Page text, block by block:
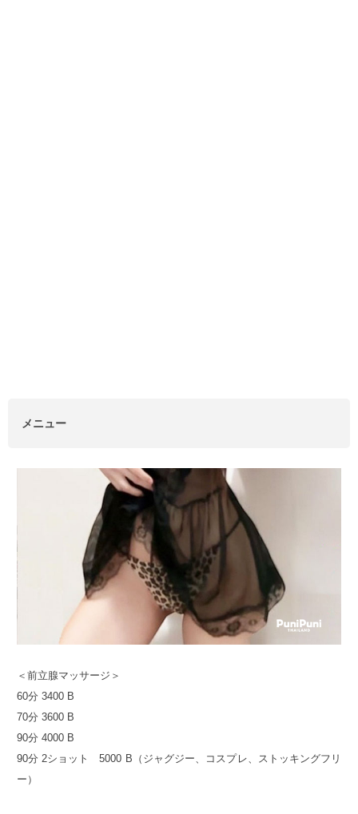
メニュー
＜前立腺マッサージ＞
60分 3400 B
70分 3600 B
90分 4000 B
90分 2ショット 5000 B（ジャグジー、コスプレ、ストッキングフリ
ー）